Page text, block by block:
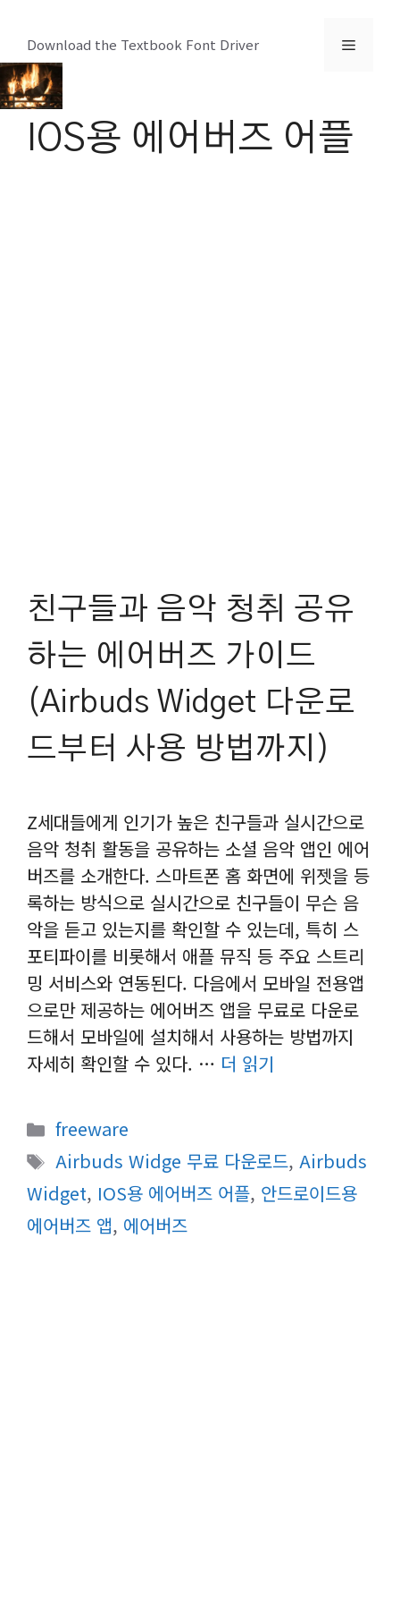
츠
로
Download the Textbook Font Driver 메
IOS용 에어버즈 어플
친구들과 음악 청취 공유
하는 에어버즈 가이드
(Airbuds Widget 다운로
드부터 사용 방법까지)
Z세대들에게 인기가 높은 친구들과 실시간으로
음악 청취 활동을 공유하는 소셜 음악 앱인 에어
버즈를 소개한다. 스마트폰 홈 화면에 위젯을 등
록하는 방식으로 실시간으로 친구들이 무슨 음
악을 듣고 있는지를 확인할 수 있는데, 특히 스
포티파이를 비롯해서 애플 뮤직 등 주요 스트리
밍 서비스와 연동된다. 다음에서 모바일 전용앱
으로만 제공하는 에어버즈 앱을 무료로 다운로
드해서 모바일에 설치해서 사용하는 방법까지
자세히 확인할 수 있다. … 더 읽기
카
테
리
freeware
태
그
Airbuds Widge 무료 다운로드, Airbuds
Widget, IOS용 에어버즈 어플, 안드로이드용
에어버즈 앱, 에어버즈